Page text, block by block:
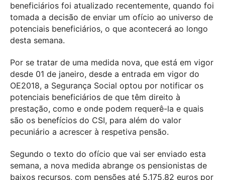
beneficiários foi atualizado recentemente, quando foi
tomada a decisão de enviar um ofício ao universo de
potenciais beneficiários, o que acontecerá ao longo
desta semana.
Por se tratar de uma medida nova, que está em vigor
desde 01 de janeiro, desde a entrada em vigor do
OE2018, a Segurança Social optou por notificar os
potenciais beneficiários de que têm direito à
prestação, como e onde podem requerê-la e quais
são os benefícios do CSI, para além do valor
pecuniário a acrescer à respetiva pensão.
Segundo o texto do ofício que vai ser enviado esta
semana, a nova medida abrange os pensionistas de
baixos recursos, com pensões até 5.175,82 euros por